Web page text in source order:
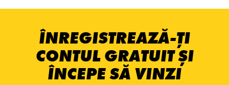
ÎNREGISTREAZĂ-ȚI
CONTUL GRATUIT ȘI
ÎNCEPE SĂ VINZI